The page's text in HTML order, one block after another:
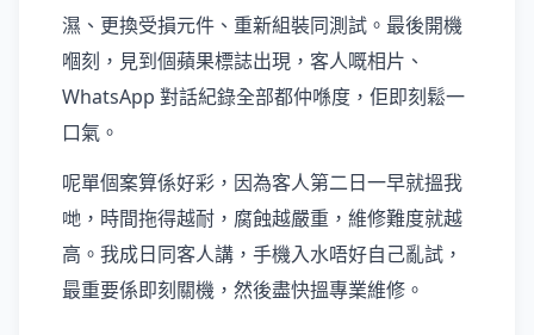
濕、更換受損元件、重新組裝同測試。最後開機
嗰刻，見到個蘋果標誌出現，客人嘅相片、
WhatsApp 對話紀錄全部都仲喺度，佢即刻鬆一
口氣。
呢單個案算係好彩，因為客人第二日一早就搵我
哋，時間拖得越耐，腐蝕越嚴重，維修難度就越
高。我成日同客人講，手機入水唔好自己亂試，
最重要係即刻關機，然後盡快搵專業維修。